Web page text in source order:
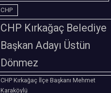
CHP
CHP Kırkağaç Belediye
Başkan Adayı Üstün
Dönmez
CHP Kırkağaç İlçe Başkanı Mehmet
Karaköylü